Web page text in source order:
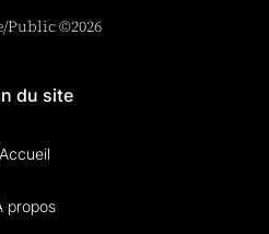
Public ©2026
du site
Accueil
propos